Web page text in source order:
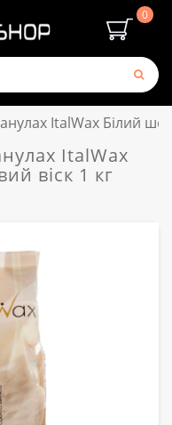
0
ItalWax Білий
ItalWax
віск 1 кг